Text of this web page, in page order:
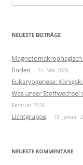
nach:
NEUESTE BEITRÄGE
Magnetomakrophagisch
finden
31. Mai 2026
Eukaryogenese:
Was unser
Februar 2026
Lichtgruppe 15. Januar
NEUESTE KOMMENTARE